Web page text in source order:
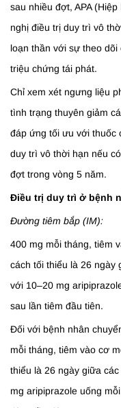
sau nhiều đợt, APA
nghị điều trị duy trì vô
loạn thần với sự theo
triệu chứng tái phát.
Chỉ xem xét ngưng liệu
tình trạng thuyên giảm
đáp ứng tối ưu với thuốc
duy trì vô thời hạn nếu
đợt trong vòng 5 năm.
Điều trị duy trì ở bệnh
Đường tiêm bắp (IM):
400 mg mỗi tháng, tiêm
cách tối thiểu là 26 ngày
với 10–20 mg
sau lần tiêm đầu tiên.
Đối với bệnh nhân
mỗi tháng, tiêm vào cơ
thiểu là 26 ngày giữa
mg aripiprazole uống